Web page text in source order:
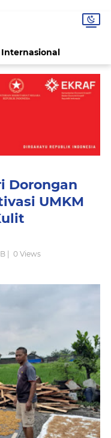
Internasional
Dorongan
UMKM
| 0 Views